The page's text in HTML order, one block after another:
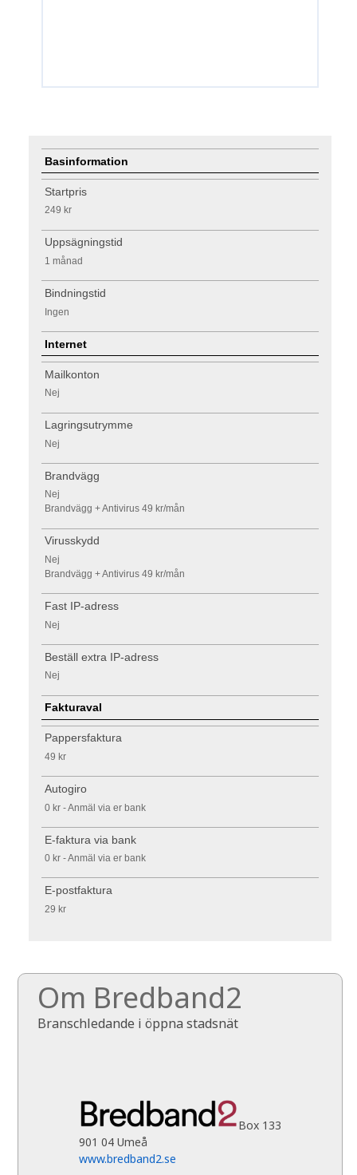
Basinformation
Startpris
249 kr
Uppsägningstid
1 månad
Bindningstid
Ingen
Internet
Mailkonton
Nej
Lagringsutrymme
Nej
Brandvägg
Nej
Brandvägg + Antivirus 49 kr/mån
Virusskydd
Nej
Brandvägg + Antivirus 49 kr/mån
Fast IP-adress
Nej
Beställ extra IP-adress
Nej
Fakturaval
Pappersfaktura
49 kr
Autogiro
0 kr - Anmäl via er bank
E-faktura via bank
0 kr - Anmäl via er bank
E-postfaktura
29 kr
Om Bredband2
Branschledande i öppna stadsnät
Box 133
901 04 Umeå
www.bredband2.se